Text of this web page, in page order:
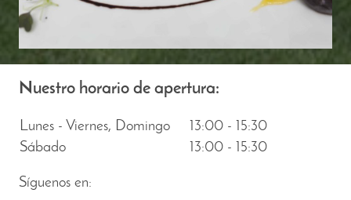
Nuestro horario de apertura:
Lunes - Viernes, Domingo 13:00 -
15:30
Sábado
13:00 - 15:30
Síguenos en: